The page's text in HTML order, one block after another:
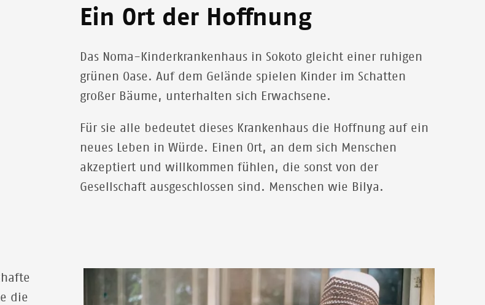
Ein Ort der Hoffnung
Das Noma-Kinderkrankenhaus in Sokoto gleicht einer ruhigen
grünen Oase. Auf dem Gelände spielen Kinder im Schatten
großer Bäume, unterhalten sich Erwachsene.
Für sie alle bedeutet dieses Krankenhaus die Hoffnung auf ein
neues Leben in Würde. Einen Ort, an dem sich Menschen
akzeptiert und willkommen fühlen, die sonst von der
Gesellschaft ausgeschlossen sind. Menschen wie Bilya.
die